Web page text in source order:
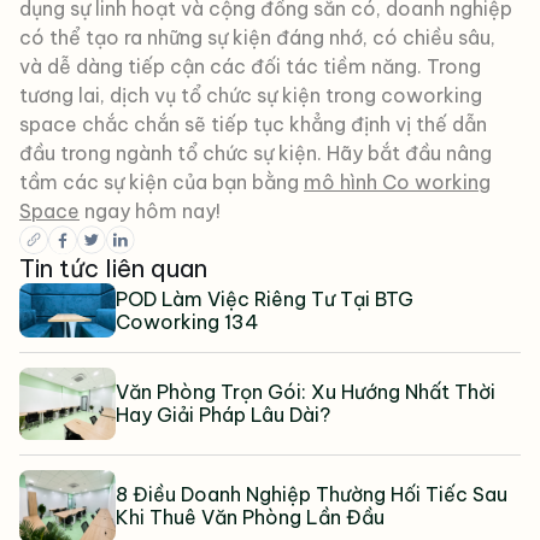
dụng sự linh hoạt và cộng đồng sẵn có, doanh nghiệp
có thể tạo ra những sự kiện đáng nhớ, có chiều sâu,
và dễ dàng tiếp cận các đối tác tiềm năng. Trong
tương lai, dịch vụ tổ chức sự kiện trong coworking
space chắc chắn sẽ tiếp tục khẳng định vị thế dẫn
đầu trong ngành tổ chức sự kiện. Hãy bắt đầu nâng
tầm các sự kiện của bạn bằng mô hình Co working
Space ngay hôm nay!
Tin tức liên quan
POD Làm Việc Riêng Tư Tại BTG
Coworking 134
Văn Phòng Trọn Gói: Xu Hướng Nhất Thời
Hay Giải Pháp Lâu Dài?
8 Điều Doanh Nghiệp Thường Hối Tiếc Sau
Khi Thuê Văn Phòng Lần Đầu